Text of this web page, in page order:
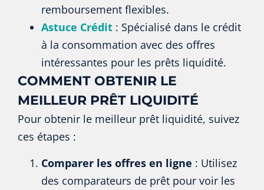
remboursement flexibles.
Astuce Crédit : Spécialisé dans le crédit
à la consommation avec des offres
intéressantes pour les prêts liquidité.
COMMENT OBTENIR LE
MEILLEUR PRÊT LIQUIDITÉ
Pour obtenir le meilleur prêt liquidité, suivez
ces étapes :
Comparer les offres en ligne : Utilisez
des comparateurs de prêt pour voir les